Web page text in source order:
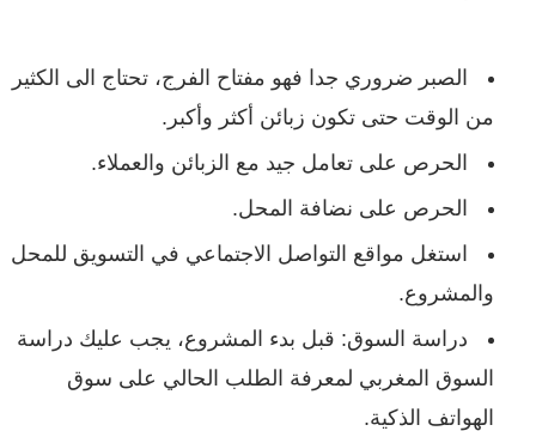
الصبر ضروري جدا فهو مفتاح الفرج، تحتاج الى الكثير
من الوقت حتى تكون زبائن أكثر وأكبر.
الحرص على تعامل جيد مع الزبائن والعملاء.
الحرص على نضافة المحل.
استغل مواقع التواصل الاجتماعي في التسويق للمحل
والمشروع.
دراسة السوق: قبل بدء المشروع، يجب عليك دراسة
السوق المغربي لمعرفة الطلب الحالي على سوق
الهواتف الذكية.